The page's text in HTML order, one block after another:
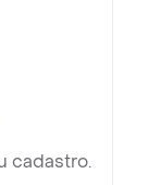
cadastro.